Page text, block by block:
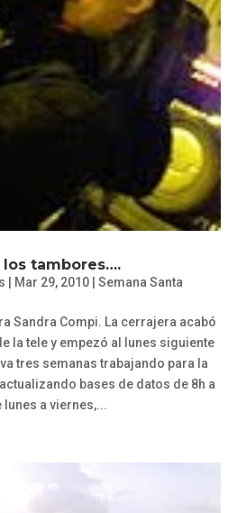
los tambores….
| Mar 29, 2010 |Semana Santa
Sandra Compi. La cerrajera acabó
la tele y empezó al lunes siguiente
tres semanas trabajando para la
bases de datos de 8h a
lunes a viernes,...